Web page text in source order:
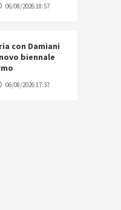
06/08/2026 18:57
con Damiani
biennale
06/08/2026 17:37